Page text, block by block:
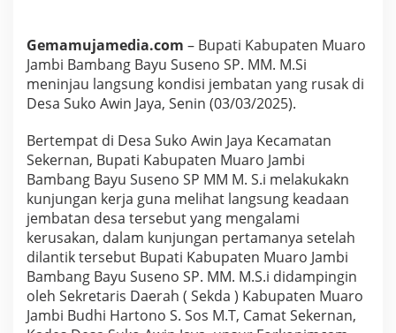
n
o
S
P
.
M
M
.
S
i
e
n
i
n
j
a
Gemamujamedia.com – Bupati Kabupaten Muaro
Jambi Bambang Bayu Suseno SP. MM. M.Si
meninjau langsung kondisi jembatan yang rusak di
Desa Suko Awin Jaya, Senin (03/03/2025).
Bertempat di Desa Suko Awin Jaya Kecamatan
Sekernan, Bupati Kabupaten Muaro Jambi
Bambang Bayu Suseno SP MM M. S.i melakukakn
kunjungan kerja guna melihat langsung keadaan
jembatan desa tersebut yang mengalami
kerusakan, dalam kunjungan pertamanya setelah
dilantik tersebut Bupati Kabupaten Muaro Jambi
Bambang Bayu Suseno SP. MM. M.S.i didampingin
oleh Sekretaris Daerah ( Sekda ) Kabupaten Muaro
Jambi Budhi Hartono S. Sos M.T, Camat Sekernan,